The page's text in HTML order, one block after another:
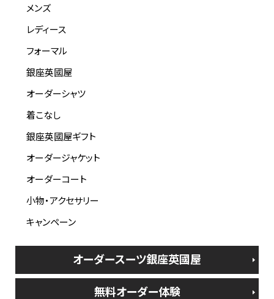
メンズ
レディース
フォーマル
銀座英國屋
オーダーシャツ
着こなし
銀座英國屋ギフト
オーダージャケット
オーダーコート
小物・アクセサリー
キャンペーン
オーダースーツ銀座英國屋
無料オーダー体験